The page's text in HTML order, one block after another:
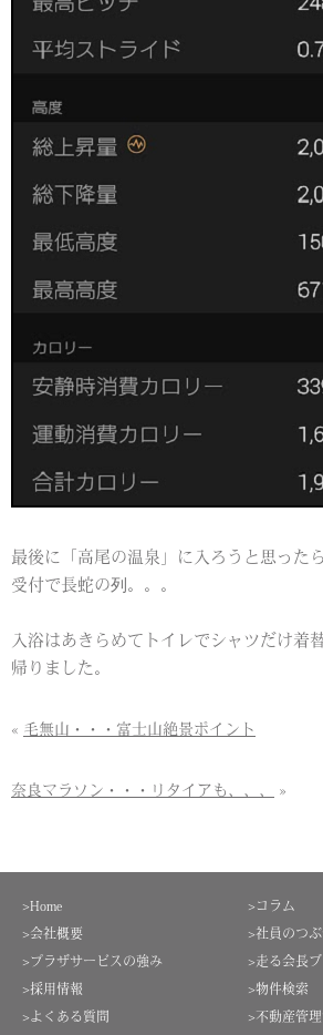
最後に「高尾の温泉」に入ろうと思ったら
受付で長蛇の列。。。
入浴はあきらめてトイレでシャツだけ着
帰りました。
« 毛無山・・・富士山絶景ポイント
奈良マラソン・・・リタイアも、、、 »
>コラム
>社員のつ
>走る会長ブ
>物件検索
>不動産管
>Home
>会社概要
>プラザサービスの強み
>採用情報
>よくある質問